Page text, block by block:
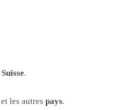
Suisse.
et les autrespays.